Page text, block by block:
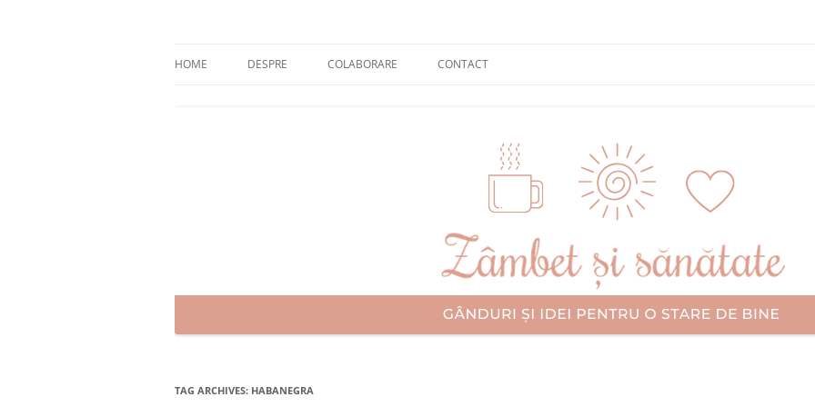
HOME DESPRE COLABORARE CONTACT
TAG ARCHIVES: HABANEGRA